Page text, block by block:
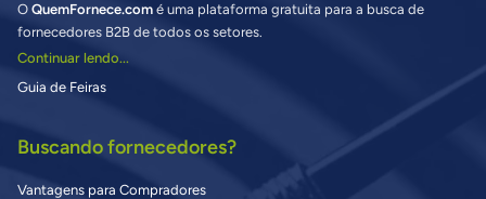
O QuemFornece.com é uma plataforma gratuita para a busca de
fornecedores B2B de todos os setores.
Continuar lendo...
Guia de Feiras
Buscando fornecedores?
Vantagens para Compradores